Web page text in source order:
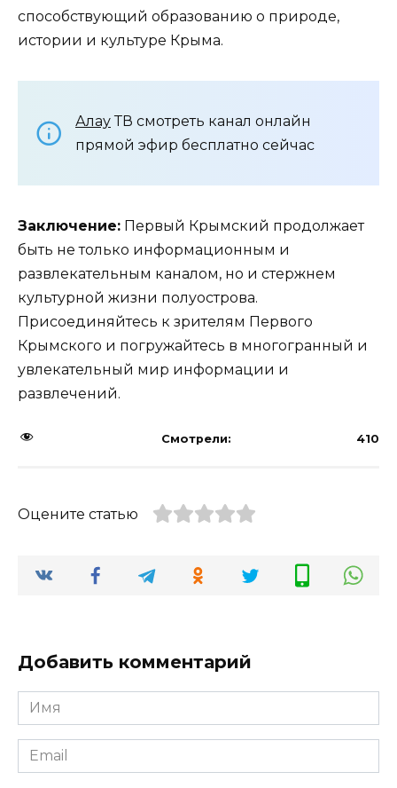
способствующий образованию о природе,
истории и культуре Крыма.
АлауТВ смотреть канал онлайн
прямой эфир бесплатно сейчас
Заключение: Первый Крымский продолжает
быть не только информационным и
развлекательным каналом, но и стержнем
культурной жизни полуострова.
Присоединяйтесь к зрителям Первого
Крымского и погружайтесь в многогранный и
увлекательный мир информации и
развлечений.
Смотрели: 410
Оцените статью
Добавить комментарий
Имя
Email